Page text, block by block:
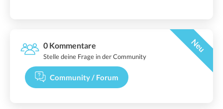
0 Kommentare Neu
Stelle deine Frage in der Community
Community / Forum